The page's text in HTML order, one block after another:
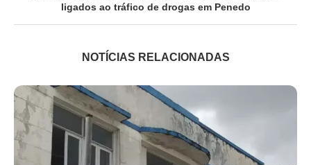
ligados ao tráfico de drogas em Penedo
NOTÍCIAS RELACIONADAS